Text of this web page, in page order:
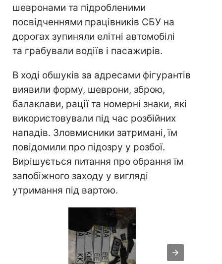
шевронами та підробленими
посвідченнями працівників СБУ на
дорогах зупиняли елітні автомобілі
та грабували водіїв і пасажирів.
В ході обшуків за адресами фігурантів
виявили форму, шеврони, зброю,
балаклави, рації та номерні знаки, які
використовували під час розбійних
нападів. Зловмисники затримані, їм
повідомили про підозру у розбої.
Вирішується питання про обрання їм
запобіжного заходу у вигляді
утримання під вартою.